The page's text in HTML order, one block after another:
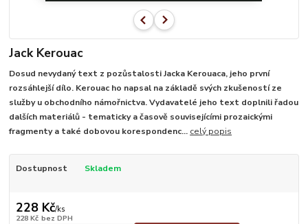
Jack Kerouac
Dosud nevydaný text z pozůstalosti Jacka Kerouaca, jeho první
rozsáhlejší dílo. Kerouac ho napsal na základě svých zkušeností ze
služby u obchodního námořnictva. Vydavatelé jeho text doplnili řadou
dalších materiálů - tematicky a časově souvisejícími prozaickými
fragmenty a také dobovou korespondenc... celý popis
Dostupnost Skladem
228 Kč/ks
228 Kč bez DPH